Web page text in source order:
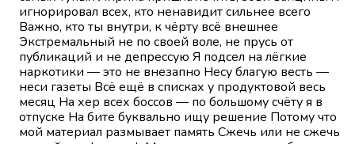
игнорировал всех, кто ненавидит сильнее всего
Важно, кто ты внутри, к чёрту всё внешнее
Экстремальный не по своей воле, не прусь от
публикаций и не депрессую Я подсел на лёгкие
наркотики — это не внезапно Несу благую весть —
неси газеты Всё ещё в списках у продуктовой весь
месяц На хер всех боссов — по большому счёту я в
отпуске На бите буквально ищу решение Потому что
мой материал размывает память Сжечь или не сжечь